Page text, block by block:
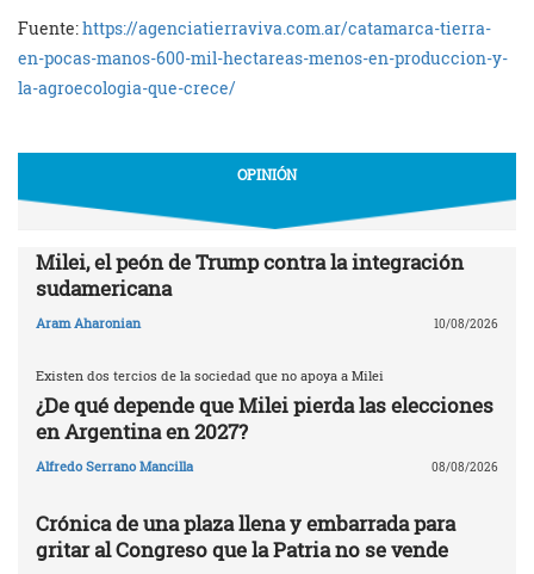
Fuente:https://agenciatierraviva.com.ar/catamarca-tierra-
en-pocas-manos-600-mil-hectareas-menos-en-produccion-y-
la-agroecologia-que-crece/
OPINIÓN
Milei, el peón de Trump contra la integración
sudamericana
Aram Aharonian 10/08/2026
Existen dos tercios de la sociedad que no apoya a Milei
¿De qué depende que Milei pierda las elecciones
en Argentina en 2027?
Alfredo Serrano Mancilla 08/08/2026
Crónica de una plaza llena y embarrada para
gritar al Congreso que la Patria no se vende